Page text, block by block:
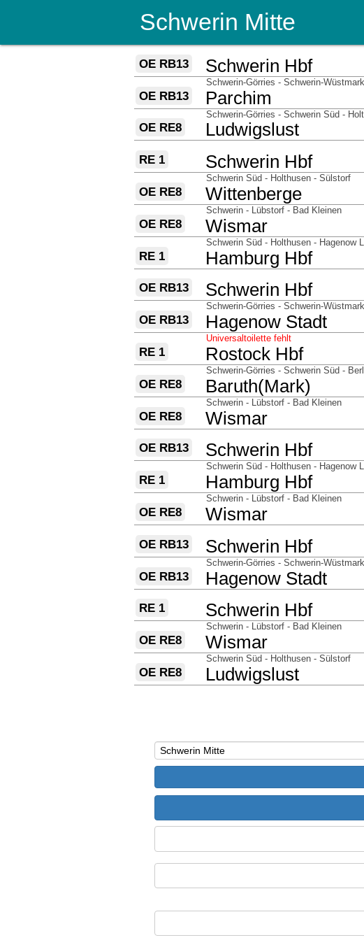
Schwerin Mitte
OE RB13 nach
Schwerin Hbf
über
OE RB13 nach
Parchim
über
Schwerin-Görries - Schwerin-
OE RE8 nach
Ludwigslust
über
Schwerin-Görries - Schwerin Süd -
RE 1 nach
Schwerin Hbf
OE RE8 nach
Wittenberge
über
Schwerin Süd - Holthusen - Sülstorf
OE RE8 nach
Wismar
über
Schwerin - Lübstorf - Bad Kleinen
RE 1 nach
Hamburg Hbf
über
Schwerin Süd - Holthusen - Hagenow
OE RB13 nach
Schwerin Hbf
OE RB13 nach
Hagenow Stadt
über
Schwerin-Görries - Schwerin-
RE 1 nach
Rostock Hbf
Universaltoilette fehlt
OE RE8 nach
Baruth(Mark)
über
Schwerin-Görries - Schwerin Süd -
OE RE8 nach
Wismar
über
Schwerin - Lübstorf - Bad Kleinen
OE RB13 nach
Schwerin Hbf
RE 1 nach
Hamburg Hbf
über
Schwerin Süd - Holthusen - Hagenow
OE RE8 nach
Wismar
über
Schwerin - Lübstorf - Bad Kleinen
OE RB13 nach
Schwerin Hbf
OE RB13 nach
Hagenow Stadt
über
Schwerin-Görries - Schwerin-
RE 1 nach
Schwerin Hbf
OE RE8 nach
Wismar
über
Schwerin - Lübstorf - Bad Kleinen
OE RE8 nach
Ludwigslust
über
Schwerin Süd - Holthusen - Sülstorf